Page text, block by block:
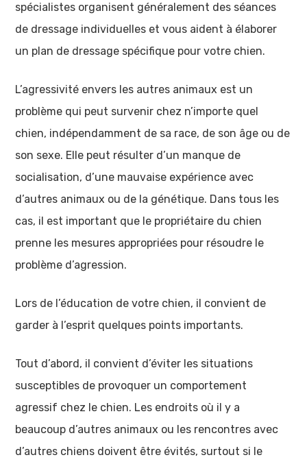
spécialistes organisent généralement des séances
de dressage individuelles et vous aident à élaborer
un plan de dressage spécifique pour votre chien.
L’agressivité envers les autres animaux est un
problème qui peut survenir chez n’importe quel
chien, indépendamment de sa race, de son âge ou de
son sexe. Elle peut résulter d’un manque de
socialisation, d’une mauvaise expérience avec
d’autres animaux ou de la génétique. Dans tous les
cas, il est important que le propriétaire du chien
prenne les mesures appropriées pour résoudre le
problème d’agression.
Lors de l’éducation de votre chien, il convient de
garder à l’esprit quelques points importants.
Tout d’abord, il convient d’éviter les situations
susceptibles de provoquer un comportement
agressif chez le chien. Les endroits où il y a
beaucoup d’autres animaux ou les rencontres avec
d’autres chiens doivent être évités, surtout si le